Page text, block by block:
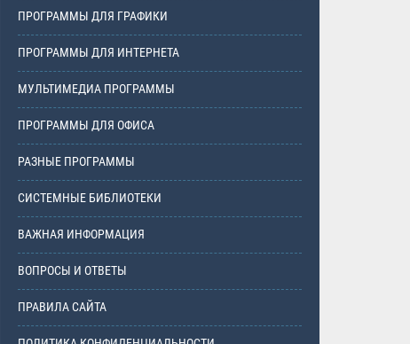
ПРОГРАММЫ ДЛЯ ГРАФИКИ
ПРОГРАММЫ ДЛЯ ИНТЕРНЕТА
МУЛЬТИМЕДИА ПРОГРАММЫ
ПРОГРАММЫ ДЛЯ ОФИСА
РАЗНЫЕ ПРОГРАММЫ
СИСТЕМНЫЕ БИБЛИОТЕКИ
ВАЖНАЯ ИНФОРМАЦИЯ
ВОПРОСЫ И ОТВЕТЫ
ПРАВИЛА САЙТА